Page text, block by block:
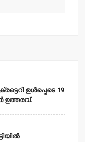
ഉള്‍പ്പെടെ 19
ഉത്തരവ്.